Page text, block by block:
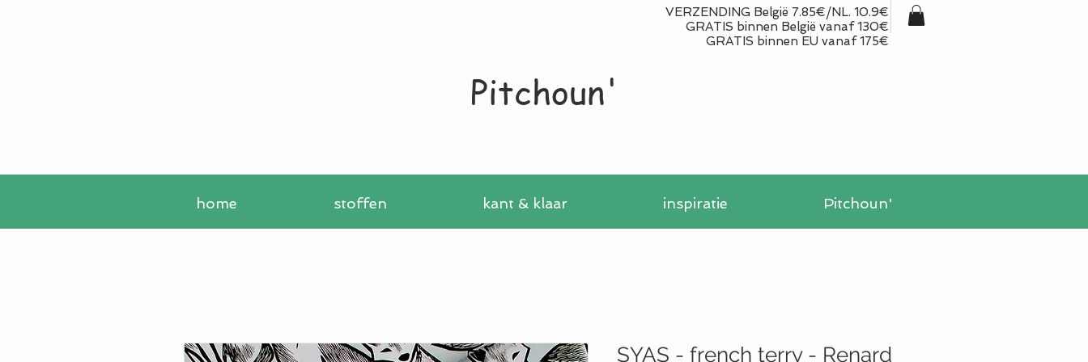
VERZENDING België 7.85€/NL. 10.9€
GRATIS binnen België vanaf 130€
GRATIS binnen EU vanaf 175€
Pitchoun'
home stoffen kant & klaar inspiratie Pitchoun'
SYAS - french terry - Renard